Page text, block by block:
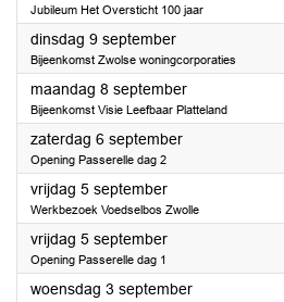
Jubileum Het Oversticht 100 jaar
dinsdag 9 september2025
Bijeenkomst Zwolse woningcorporaties
maandag 8 september2025
Bijeenkomst Visie Leefbaar Platteland
zaterdag 6 september2025
Opening Passerelle dag 2
vrijdag 5 september2025
Werkbezoek Voedselbos Zwolle
vrijdag 5 september2025
Opening Passerelle dag 1
woensdag 3 september2025